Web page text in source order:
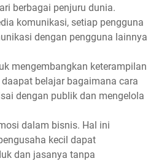
berbagai penjuru dunia.
komunikasi, setiap pengguna
dengan pengguna lainnya
mengembangkan keterampilan
belajar bagaimana cara
dengan publik dan mengelola
dalam bisnis. Hal ini
kecil dapat
dan jasanya tanpa